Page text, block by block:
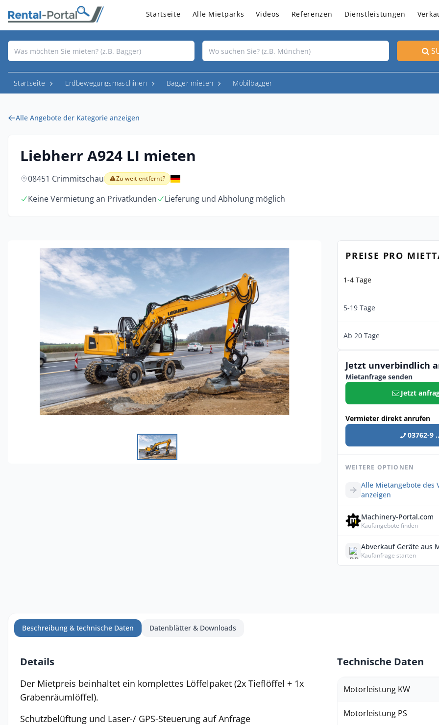
Startseite Alle Mietparks Videos Referenzen Dienstleistungen
Startseite Erdbewegungsmaschinen Bagger mieten Mobilbagger
Alle Angebote der Kategorie anzeigen
Liebherr A924 LI mieten
08451 Crimmitschau Zu weit entfernt?
Keine Vermietung an Privatkunden Lieferung und Abholung möglich
PREISE PRO
1-4 Tage
5-19 Tage
Ab 20 Tage
Jetzt unverbindlich
Mietanfrage senden
Jetzt
Vermieter direkt anrufen
03762-9
WEITERE OPTIONEN
Alle Mietangebote des
anzeigen
Machinery-Portal.com
Kaufangebote finden
Abverkauf Geräte aus
Kaufanfrage starten
Beschreibung & technische Daten Datenblätter & Downloads
Details
Der Mietpreis beinhaltet ein komplettes Löffelpaket (2x Tieflöffel + 1x
Grabenräumlöffel).
Schutzbelüftung und Laser-/ GPS-Steuerung auf Anfrage
Technische Daten
Motorleistung KW
Motorleistung PS